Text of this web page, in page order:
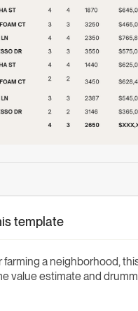
template
farming a neighborhood,
value estimate and